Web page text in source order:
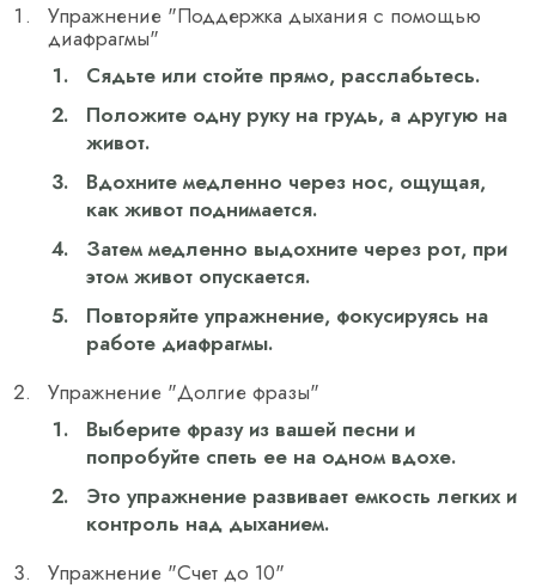
Упражнение "Поддержка дыхания с помощью
диафрагмы"
Сядьте или стойте прямо, расслабьтесь.
Положите одну руку на грудь, а другую на
живот.
Вдохните медленно через нос, ощущая,
как живот поднимается.
Затем медленно выдохните через рот, при
этом живот опускается.
Повторяйте упражнение, фокусируясь на
работе диафрагмы.
Упражнение "Долгие фразы"
Выберите фразу из вашей песни и
попробуйте спеть ее на одном вдохе.
Это упражнение развивает емкость легких и
контроль над дыханием.
Упражнение "Счет до 10"